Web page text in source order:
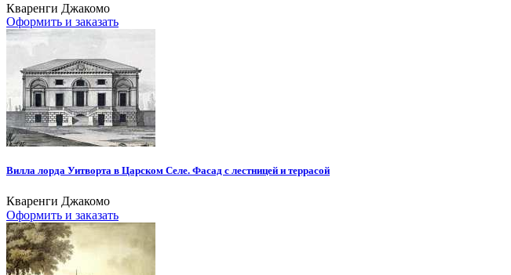
Кваренги Джакомо
Оформить и заказать
Вилла лорда Уитворта в Царском Селе. Фасад с лестницей и террасой
Кваренги Джакомо
Оформить и заказать